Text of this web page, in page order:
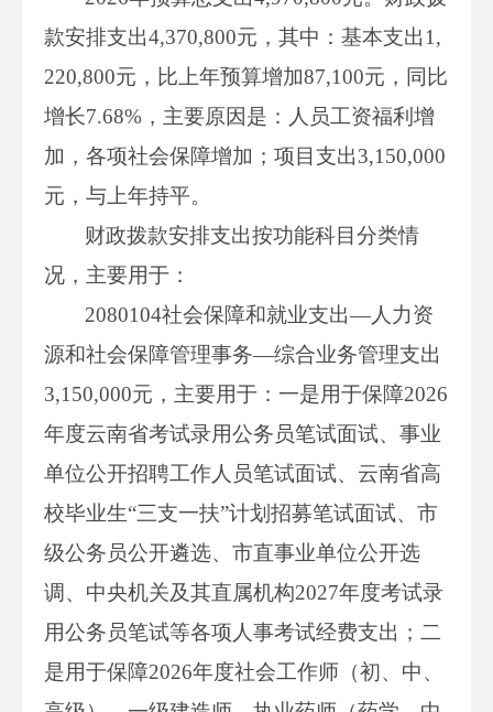
款安排支出4,370,800元，其中：基本支出1,
220,800元，比上年预算增加87,100元，同比
增长7.68%，主要原因是：人员工资福利增
加，各项社会保障增加；项目支出3,150,000
元，与上年持平。
财政拨款安排支出按功能科目分类情
况，主要用于：
2080104社会保障和就业支出—人力资
源和社会保障管理事务—综合业务管理支出
3,150,000元，主要用于：一是用于保障2026
年度云南省考试录用公务员笔试面试、事业
单位公开招聘工作人员笔试面试、云南省高
校毕业生“三支一扶”计划招募笔试面试、市
级公务员公开遴选、市直事业单位公开选
调、中央机关及其直属机构2027年度考试录
用公务员笔试等各项人事考试经费支出；二
是用于保障2026年度社会工作师（初、中、